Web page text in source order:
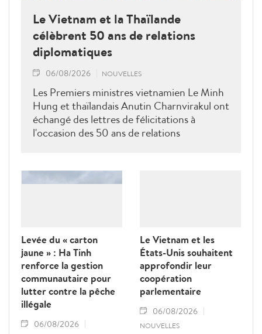
Le Vietnam et la Thaïlande
célèbrent 50 ans de relations
diplomatiques
06/08/2026 NOUVELLES
Les Premiers ministres vietnamien Le Minh
Hung et thaïlandais Anutin Charnvirakul ont
échangé des lettres de félicitations à
l'occasion des 50 ans de relations
Levée du « carton
jaune » : Ha Tinh
renforce la gestion
communautaire pour
lutter contre la pêche
illégale
06/08/2026
Le Vietnam et les
États-Unis souhaitent
approfondir leur
coopération
parlementaire
06/08/2026
NOUVELLES